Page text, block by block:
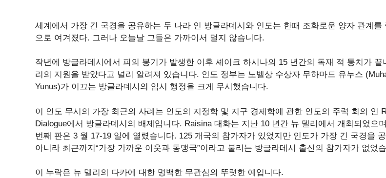
세계에서 가장 긴 국경을 공유하는 두 나라 인 방글라데시와 인도는 한때 조화로운 양자 관계를
으로 여겨졌다. 그러나 오늘날 그들은 가까이서 멀지 않습니다.
작년에 방글라데시에서 피의 봉기가 발생한 이후 셰이크 하시나의 15 년간의 독재 적 통치가 끝
리의 지원을 받았다고 널리 알려져 있습니다. 인도 정부는 노벨상 수상자 무하마드 유누스
Yunus)가 이끄는 방글라데시의 임시 행정을 크게 무시했습니다.
이 인도 무시의 가장 최근의 사례는 인도의 지정학 및 지구 경제학에 관한 인도의 주력 회의 인
Dialogue에서 방글라데시의 배제입니다. Raisina 대화는 지난 10 년간 뉴 델리에서 개최되었으
번째 판은 3 월 17-19 일에 열렸습니다. 125 개국의 참가자가 있었지만 인도가 가장 긴 국경을
아니라 최근까지“가장 가까운 이웃과 동맹국”이라고 불리는 방글라데시 출신의 참가자가 없었
이 누락은 뉴 델리의 다카에 대한 명백한 무관심의 뚜렷한 예입니다.